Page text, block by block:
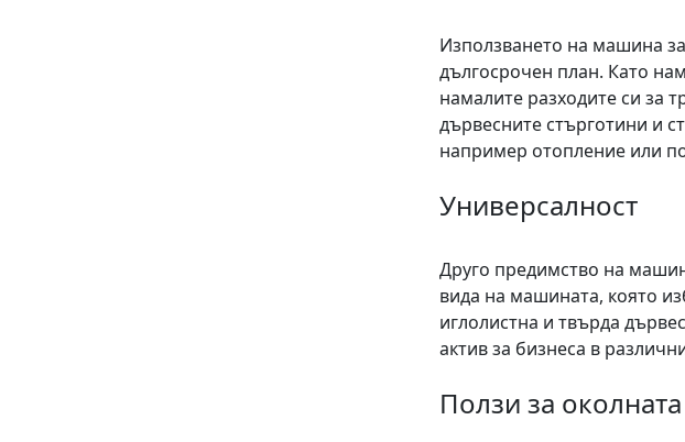
Използването на машина
дългосрочен план. Като
намалите разходите си за
дървесните стърготини и
например отопление или
Универсалност
Друго предимство на
вида на машината, която
иглолистна и твърда
актив за бизнеса в
Ползи за